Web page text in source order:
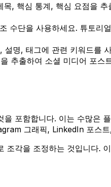
, 핵심 통계, 핵심 요점을
수단을 사용하세요. 튜토
명, 태그에 관련 키워드를
추출하여 소셜 미디어 포
포함합니다. 이는 수많은
그래픽, LinkedIn 포스
각을 조정하는 것입니다.